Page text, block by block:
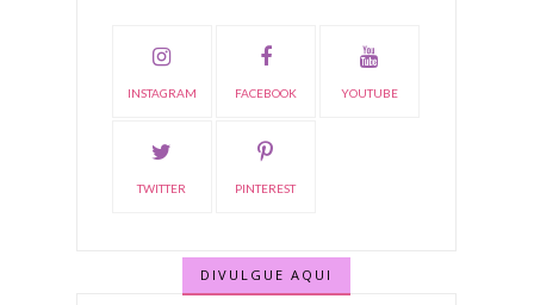
INSTAGRAM FACEBOOK YOUTUBE
TWITTER PINTEREST
DIVULGUE AQUI